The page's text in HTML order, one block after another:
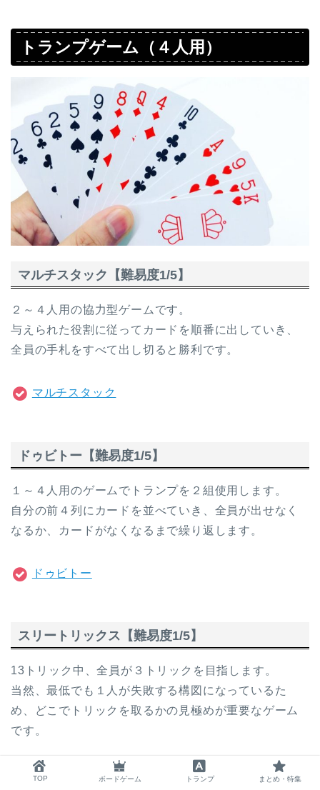
トランプゲーム（４人用）
マルチスタック【難易度1/5】
２～４人用の協力型ゲームです。
与えられた役割に従ってカードを順番に出していき、
全員の手札をすべて出し切ると勝利です。
マルチスタック
ドゥビトー【難易度1/5】
１～４人用のゲームでトランプを２組使用します。
自分の前４列にカードを並べていき、全員が出せなく
なるか、カードがなくなるまで繰り返します。
ドゥビトー
スリートリックス【難易度1/5】
13トリック中、全員が３トリックを目指します。
当然、最低でも１人が失敗する構図になっているた
め、どこでトリックを取るかの見極めが重要なゲーム
です。
スリートリックス
TOP ボードゲーム トランプ まとめ・特集